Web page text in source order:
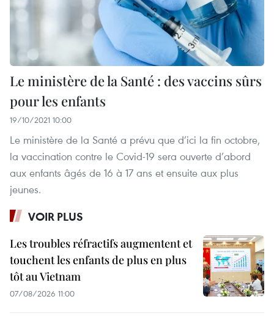
Le ministère de la Santé : des vaccins sûrs
pour les enfants
19/10/2021 10:00
Le ministère de la Santé a prévu que d’ici la fin octobre,
la vaccination contre le Covid-19 sera ouverte d’abord
aux enfants âgés de 16 à 17 ans et ensuite aux plus
jeunes.
VOIR PLUS
Les troubles réfractifs augmentent et
touchent les enfants de plus en plus
tôt au Vietnam
07/08/2026 11:00